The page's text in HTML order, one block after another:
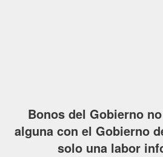
Bonos del Gobierno
alguna con el Gobierno
solo una labor